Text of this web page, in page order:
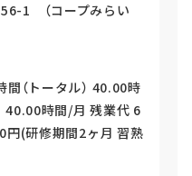
1 （コープみらい
（トータル） 40.00時
40.00時間/月 残業代 6
(研修期間2ヶ月 習熟